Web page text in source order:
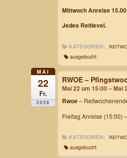
Mittwoch Anreise
Jedes Reitlevel.
KATEGORIEN:
ausgebucht
MAI
22
Fr.
2026
RWOE –
Mai 22 um 15:00 – Mai
Rwoe–
Freitag Anreise (15:00)
KATEGORIEN:
ausgebucht